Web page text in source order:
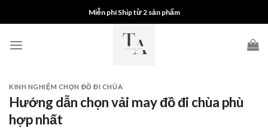
to
Miễn phí Ship từ 2 sản phẩm
KINH NGHIỆM CHỌN ĐỒ ĐI CHÙA
Hướng dẫn chọn vải may đồ đi chùa phù
hợp nhất